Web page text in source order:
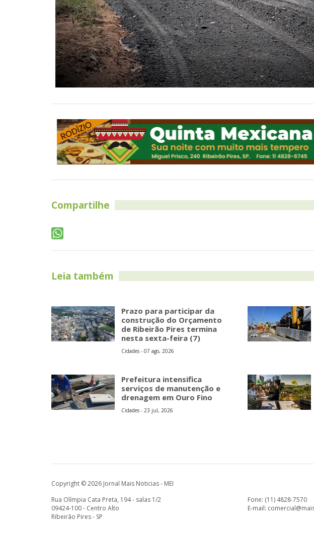
Compartilhe
Leia também
Prazo para participar da
construção do Orçamento
de Ribeirão Pires termina
nesta sexta-feira (7)
Cidades - 07 ago, 2026
Prefeitura intensifica
serviços de manutenção e
drenagem em Ouro Fino
Cidades - 23 jul, 2026
Copyright © 2026 Jornal Mais Noticias - MEI
Rua Olímpia Cata Preta, 194 - salas 1/2
09424-100 - Centro Alto
Ribeirão Pires - SP
Fone: (11) 4828-7570
E-mail: